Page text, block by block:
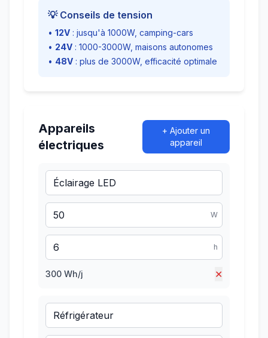
💡 Conseils de tension
• 12V : jusqu'à 1000W, camping-cars
• 24V : 1000-3000W, maisons autonomes
• 48V : plus de 3000W, efficacité optimale
Appareils
électriques
+ Ajouter un
appareil
W
h
300 Wh/j ✕